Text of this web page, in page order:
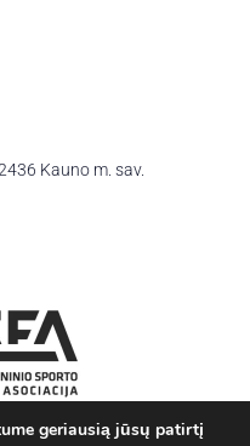
Kauno m. sav.
geriausią jūsų patirtį